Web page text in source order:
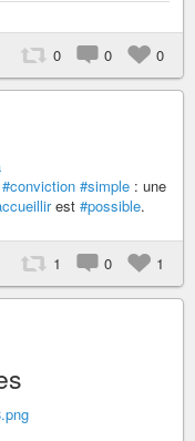
0 0 0
#conviction #simple : une
est #possible.
1 0 1